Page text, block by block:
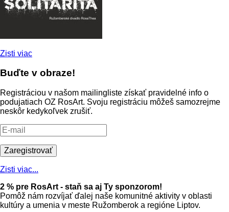
Zisti viac
Buďte v obraze!
Registráciou v našom mailingliste získať pravidelné info o
podujatiach OZ RosArt. Svoju registráciu môžeš samozrejme
neskôr kedykoľvek zrušiť.
Zisti viac...
2 % pre RosArt - staň sa aj Ty sponzorom!
Pomôž nám rozvíjať ďalej naše komunitné aktivity v oblasti
kultúry a umenia v meste Ružomberok a regióne Liptov.